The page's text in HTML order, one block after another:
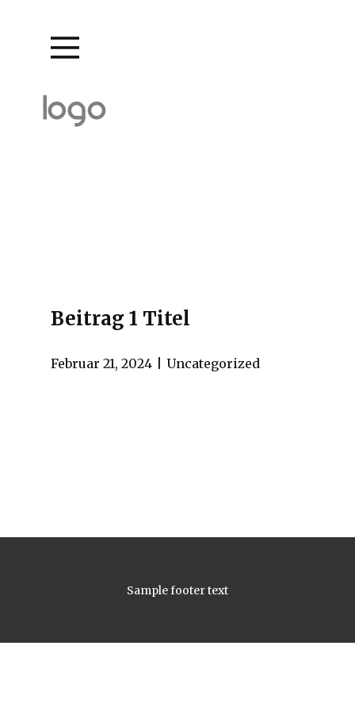
Beitrag 1 Titel
Februar 21, 2024 Uncategorized
Sample footer text